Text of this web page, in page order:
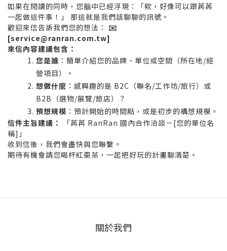
如果在閱讀的同時，您腦中已經浮現：「欸，好像可以跟苒苒
一起做這件事！」 那這就是我們該聊聊的訊號。
歡迎來信告訴我們您的想法： ✉️
[service@ranran.com.tw]
來信內容建議包含：
您是誰 ：簡單介紹您的品牌、單位或空間（所在地/經
營項目）。
想做什麼 ：感興趣的是 B2C（聯名/工作坊/旅行）或
B2B（選物/展覽/旅店）？
預想規模 ：預計開始的時間點，或是初步的構想規模。
信件主旨建議：
「苒苒 RanRan 國內合作洽談－[您的單位名
稱]」
收到信後，我們會盡快與您聯繫。
期待有機會請您喝杯紅棗茶，一起把好玩的計畫聊清楚。
關於我們